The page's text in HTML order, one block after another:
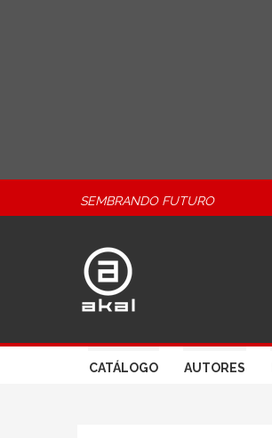
SEMBRANDO FUTURO
CATÁLOGO AUTORES